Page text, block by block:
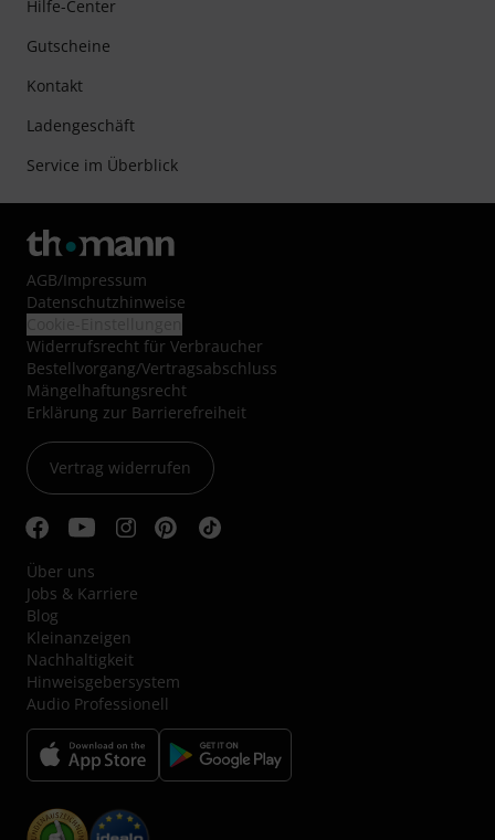
Hilfe-Center
Gutscheine
Kontakt
Ladengeschäft
Service im Überblick
AGB/Impressum
Datenschutzhinweise
Widerrufsrecht für Verbraucher
Bestellvorgang/Vertragsabschluss
Mängelhaftungsrecht
Erklärung zur Barrierefreiheit
Vertrag widerrufen
Über uns
Jobs & Karriere
Blog
Kleinanzeigen
Nachhaltigkeit
Hinweisgebersystem
Audio Professionell